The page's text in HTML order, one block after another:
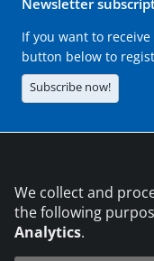
If you want to
button below to
Subscribe now!
We collect and
the following
Analytics.